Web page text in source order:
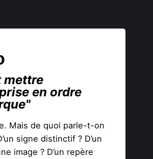
mettre
en ordre
Mais de quoi parle-t-on
signe distinctif ? D’un
image ? D’un repère